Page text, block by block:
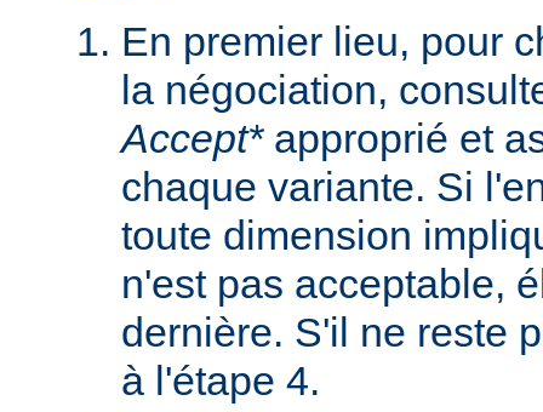
En premier lieu, pour
la négociation,
Accept*approprié et
chaque variante. Si
toute dimension
n'est pas acceptable,
dernière. S'il ne reste
à l'étape 4.